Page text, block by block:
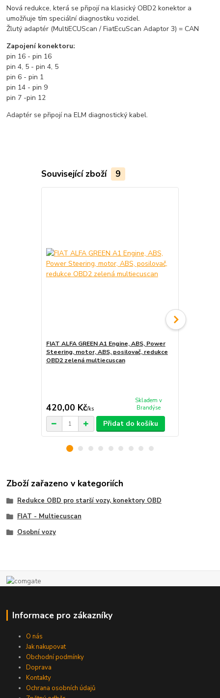
Nová redukce, která se připojí na klasický OBD2 konektor a
umožňuje tím speciální diagnostiku vozidel.
Žlutý adaptér (MultiECUScan / FiatEcuScan Adaptor 3) = CAN
Zapojení konektoru:
pin 16 - pin 16
pin 4, 5 - pin 4, 5
pin 6 - pin 1
pin 14 - pin 9
pin 7 -pin 12
Adaptér se připojí na ELM diagnostický kabel.
Související zboží 9
FIAT ALFA GREEN A1 Engine, ABS, Power
Steering, motor, ABS, posilovač, redukce
OBD2 zelená multiecuscan
420,00 Kč/ks
Skladem v
Brandýse
Přidat do košíku
Zboží zařazeno v kategoriích
Redukce OBD pro starší vozy, konektory OBD
FIAT - Multiecuscan
Osobní vozy
Informace pro zákazníky
O nás
Jak nakupovat
Obchodní podmínky
Doprava
Kontakty
Ochrana osobních údajů